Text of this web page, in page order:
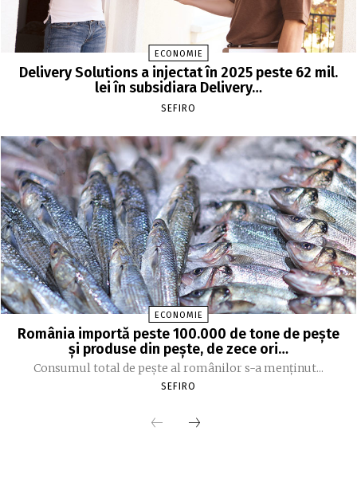
ECONOMIE
Delivery Solutions a injectat în 2025 peste 62 mil.
lei în subsidiara Delivery…
SEFIRO
ECONOMIE
România importă peste 100.000 de tone de peşte
şi produse din peşte, de zece ori…
Consumul total de peşte al ro­mâ­nilor s-a menţinut...
SEFIRO